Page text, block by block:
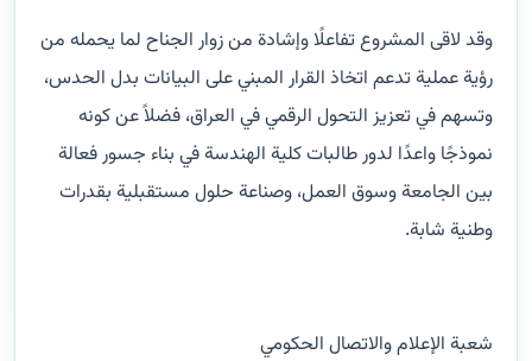
وقد لاقى المشروع تفاعلًا وإشادة من زوار الجناح لما يحمله من
رؤية عملية تدعم اتخاذ القرار المبني على البيانات بدل الحدس،
وتسهم في تعزيز التحول الرقمي في العراق، فضلاً عن كونه
نموذجًا واعدًا لدور طالبات كلية الهندسة في بناء جسور فعالة
بين الجامعة وسوق العمل، وصناعة حلول مستقبلية بقدرات
وطنية شابة.
شعبة الإعلام والاتصال الحكومي